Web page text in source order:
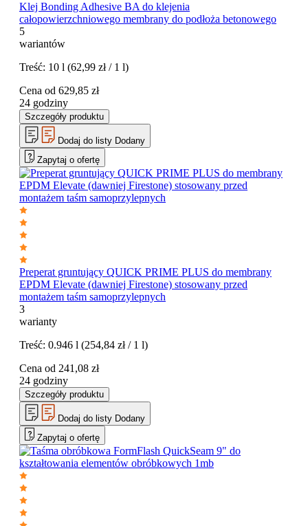
Klej Bonding Adhesive BA do klejenia
całopowierzchniowego membrany do podłoża betonowego
5
wariantów
Treść: 10 l (62,99 zł / 1 l)
Cena od 629,85 zł
24 godziny
Szczegóły produktu
Dodaj do listy Dodany
Zapytaj o ofertę
Preperat gruntujący QUICK PRIME PLUS do membrany
EPDM Elevate (dawniej Firestone) stosowany przed
montażem taśm samoprzylepnych
3
warianty
Treść: 0.946 l (254,84 zł / 1 l)
Cena od 241,08 zł
24 godziny
Szczegóły produktu
Dodaj do listy Dodany
Zapytaj o ofertę